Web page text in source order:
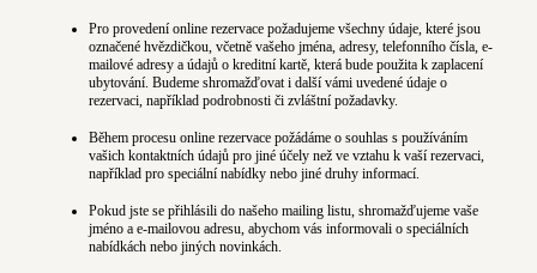
Pro provedení online rezervace požadujeme všechny údaje, které jsou
označené hvězdičkou, včetně vašeho jména, adresy, telefonního čísla, e-
mailové adresy a údajů o kreditní kartě, která bude použita k zaplacení
ubytování. Budeme shromažďovat i další vámi uvedené údaje o
rezervaci, například podrobnosti či zvláštní požadavky.
Během procesu online rezervace požádáme o souhlas s používáním
vašich kontaktních údajů pro jiné účely než ve vztahu k vaší rezervaci,
například pro speciální nabídky nebo jiné druhy informací.
Pokud jste se přihlásili do našeho mailing listu, shromažďujeme vaše
jméno a e-mailovou adresu, abychom vás informovali o speciálních
nabídkách nebo jiných novinkách.